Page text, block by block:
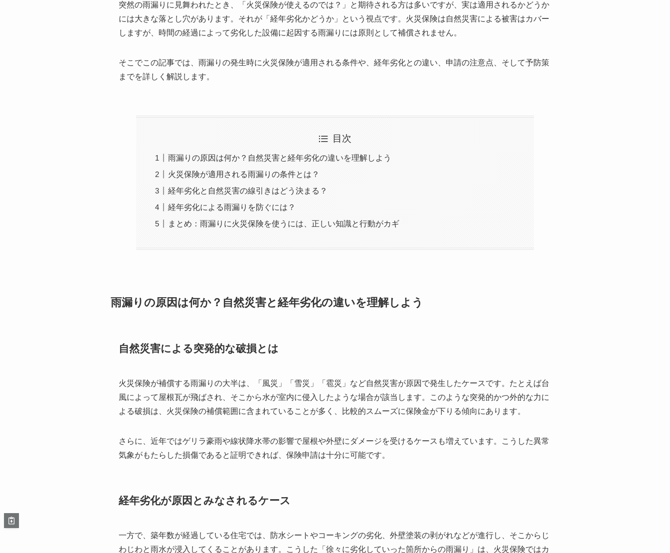
突然の雨漏りに見舞われたとき、「火災保険が使えるのでは？」と期待される方は多いですが、実は適用されるかどうか
には大きな落とし穴があります。それが「経年劣化かどうか」という視点です。火災保険は自然災害による被害はカバー
しますが、時間の経過によって劣化した設備に起因する雨漏りには原則として補償されません。
そこでこの記事では、雨漏りの発生時に火災保険が適用される条件や、経年劣化との違い、申請の注意点、そして予防策
までを詳しく解説します。
目次
雨漏りの原因は何か？自然災害と経年劣化の違いを理解しよう
火災保険が適用される雨漏りの条件とは？
経年劣化と自然災害の線引きはどう決まる？
経年劣化による雨漏りを防ぐには？
まとめ：雨漏りに火災保険を使うには、正しい知識と行動がカギ
雨漏りの原因は何か？自然災害と経年劣化の違いを理解しよう
自然災害による突発的な破損とは
火災保険が補償する雨漏りの大半は、「風災」「雪災」「雹災」など自然災害が原因で発生したケースです。たとえば台
風によって屋根瓦が飛ばされ、そこから水が室内に侵入したような場合が該当します。このような突発的かつ外的な力に
よる破損は、火災保険の補償範囲に含まれていることが多く、比較的スムーズに保険金が下りる傾向にあります。
さらに、近年ではゲリラ豪雨や線状降水帯の影響で屋根や外壁にダメージを受けるケースも増えています。こうした異常
気象がもたらした損傷であると証明できれば、保険申請は十分に可能です。
経年劣化が原因とみなされるケース
一方で、築年数が経過している住宅では、防水シートやコーキングの劣化、外壁塗装の剥がれなどが進行し、そこからじ
わじわと雨水が浸入してくることがあります。こうした「徐々に劣化していった箇所からの雨漏り」は、火災保険ではカ